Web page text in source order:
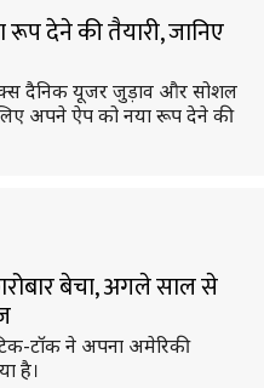
देने की तैयारी, जानिए
दैनिक यूजर जुड़ाव और सोशल
अपने ऐप को नया रूप देने की
बेचा, अगले साल से
टॉक ने अपना अमेरिकी
है।